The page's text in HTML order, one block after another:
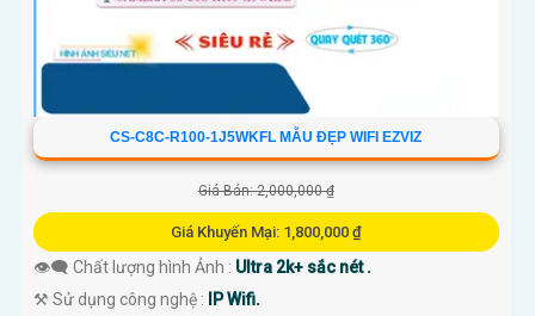
CS-C8C-R100-1J5WKFL MẪU ĐẸP WIFI EZVIZ
Giá Bán: 2,000,000 ₫
Giá Khuyến Mại: 1,800,000 ₫
👁️‍🗨 Chất lượng hình Ảnh : Ultra 2k+ sắc nét .
⚒ Sử dụng công nghệ :
IP Wifi.